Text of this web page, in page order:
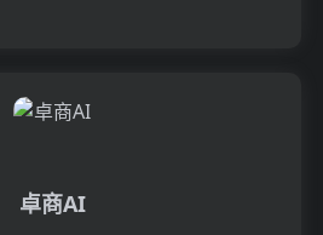
卓商AI